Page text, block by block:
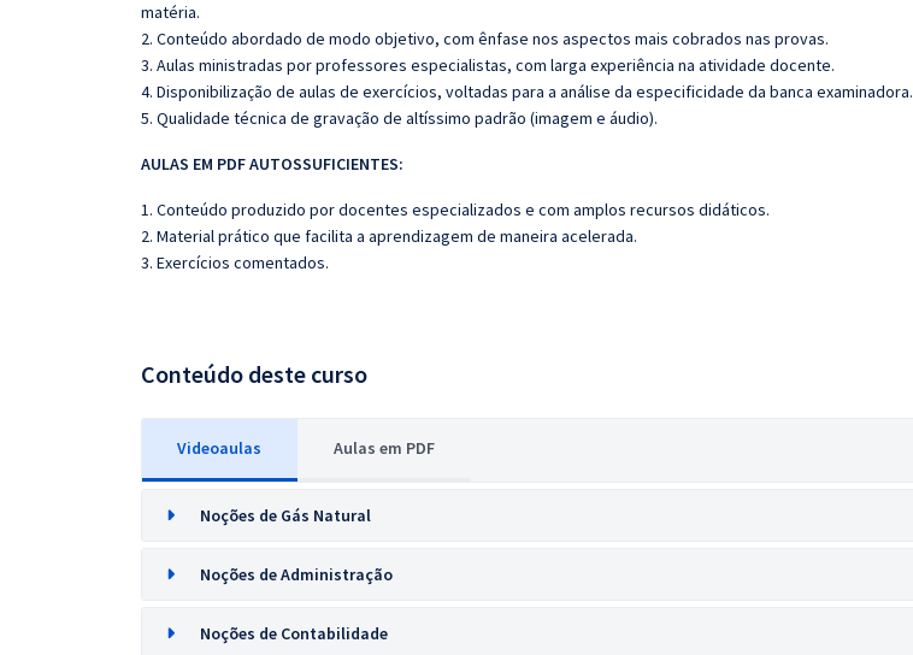
matéria.
2. Conteúdo abordado de modo objetivo, com ênfase nos aspectos mais cobrados nas provas.
3. Aulas ministradas por professores especialistas, com larga experiência na atividade docente.
4. Disponibilização de aulas de exercícios, voltadas para a análise da especificidade da banca examinadora.
5. Qualidade técnica de gravação de altíssimo padrão (imagem e áudio).
AULAS EM PDF AUTOSSUFICIENTES:
1. Conteúdo produzido por docentes especializados e com amplos recursos didáticos.
2. Material prático que facilita a aprendizagem de maneira acelerada.
3. Exercícios comentados.
Conteúdo deste curso
Videoaulas Aulas em PDF
Noções de Gás Natural
Noções de Administração
Noções de Contabilidade